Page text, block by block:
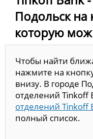
Подольск на
которую
Чтобы найти
нажмите на
внизу. В городе
отделений Tinkoff
отделений Tinkoff
полный список.